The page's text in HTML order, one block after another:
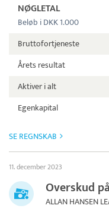
NØGLETAL
Beløb i DKK 1.000
Bruttofortjeneste
Årets resultat
Aktiver i alt
Egenkapital
SE REGNSKAB
11. december 2023
Overskud
ALLAN HANSEN